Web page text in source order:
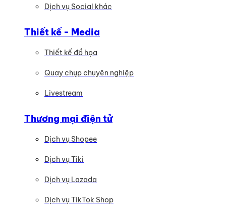
Dịch vụ Social khác
Thiết kế - Media
Thiết kế đồ họa
Quay chụp chuyên nghiệp
Livestream
Thương mại điện tử
Dịch vụ Shopee
Dịch vụ Tiki
Dịch vụ Lazada
Dịch vụ TikTok Shop